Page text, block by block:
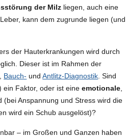
der Milz liegen, auch eine
kann dem zugrunde liegen (und
der Hauterkrankungen wird durch
Dieser ist im Rahmen der
, Bauch- undAntlitz-Diagnostik. Sind
ein Faktor, oder ist eineemotionale,
(bei Anspannung und Stress wird die
wird ein Schub ausgelöst)?
– im Großen und Ganzen haben